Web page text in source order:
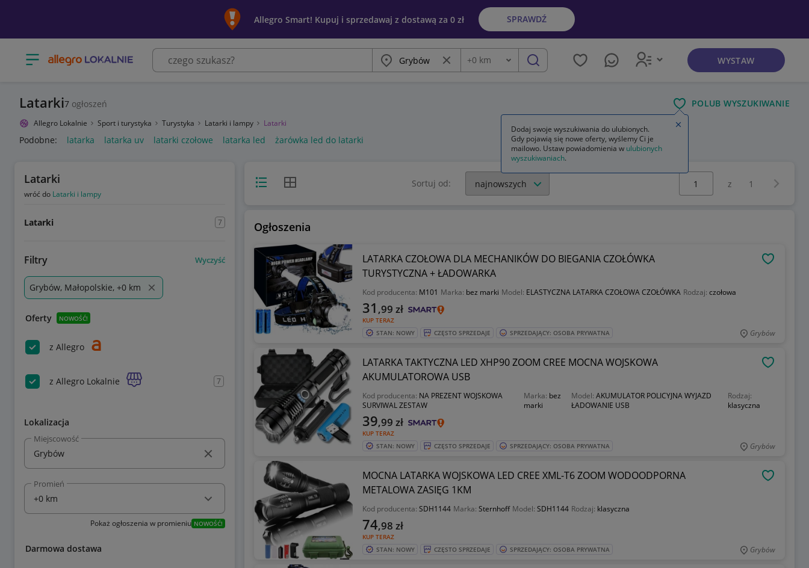
Allegro Smart! Kupuj i sprzedawaj z dostawą za 0 zł SPRAWDŹ
Otwórz menu z kategoriami Miasto Wyczyść frazę
Odległość
+0 km szukaj WYSTAW
Latarki7 ogłoszeń POLUB WYSZUKIWANIE
Allegro Lokalnie Sport i turystyka Turystyka Latarki i lampy Latarki
Podobne: latarka latarka uv latarki czołowe latarka led żarówka led do latarki
Latarki
wróć do Latarki i lampy
Latarki 7
Filtry Wyczyść
Grybów, Małopolskie, +0 km
Oferty NOWOŚĆ!
z Allegro
z Allegro Lokalnie 7
Lokalizacja
Miejscowość
Promień
Pokaż ogłoszenia w promieniu NOWOŚĆ!
Darmowa dostawa
Widok listyWidok siatki Sortuj od:
Wybierz stronę:
z 1
Ogłoszenia
LATARKA CZOŁOWA DLA MECHANIKÓW DO BIEGANIA CZOŁÓWKA
TURYSTYCZNA + ŁADOWARKA
Kod producenta: M101 Marka: bez marki Model: ELASTYCZNA LATARKA CZOŁOWA CZOŁÓWKA Rodzaj: czołowa
KUP TERAZ
31 ,99 zł
STAN: NOWY CZĘSTO SPRZEDAJE SPRZEDAJĄCY: OSOBA PRYWATNA Grybów
LATARKA TAKTYCZNA LED XHP90 ZOOM CREE MOCNA WOJSKOWA
AKUMULATOROWA USB
Kod producenta: NA PREZENT WOJSKOWA
SURVIWAL ZESTAW
Marka: bez
marki
Model:AKUMULATOR POLICYJNA WYJAZD
ŁADOWANIE USB
Rodzaj:
klasyczna
KUP TERAZ
39,99 zł
STAN: NOWY CZĘSTO SPRZEDAJE SPRZEDAJĄCY: OSOBA PRYWATNA Grybów
MOCNA LATARKA WOJSKOWA LED CREE XML-T6 ZOOM WODOODPORNA
METALOWA ZASIĘG 1KM
Kod producenta: SDH1144 Marka: Sternhoff Model: SDH1144 Rodzaj: klasyczna
KUP TERAZ
74,98 zł
STAN: NOWY CZĘSTO SPRZEDAJE SPRZEDAJĄCY: OSOBA PRYWATNA Grybów
Dodaj swoje wyszukiwania do ulubionych.
Gdy pojawią się nowe oferty, wyślemy Ci je
mailowo. Ustaw powiadomienia w ulubionych
wyszukiwaniach.
Zamknij wskazówkę